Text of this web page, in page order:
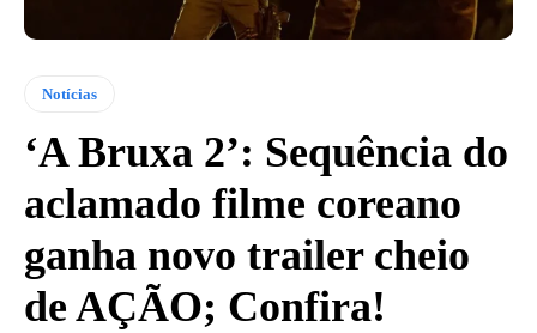
Notícias
‘A Bruxa 2’: Sequência do
aclamado filme coreano
ganha novo trailer cheio
de AÇÃO; Confira!